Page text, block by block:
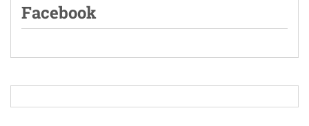
Facebook